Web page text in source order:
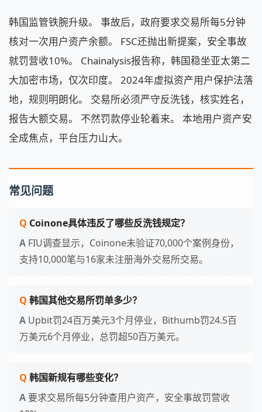
韩国监管铁腕升级。 事故后，政府要求交易所每5分钟
核对一次用户资产余额。 FSC还抛出新提案，安全事故
就罚营收10%。 Chainalysis报告称，韩国稳坐亚太第二
大加密市场，仅次印度。 2024年虚拟资产用户保护法落
地，规则明朗化。 交易所必须严守反洗钱，核实姓名，
报告大额交易。 不然罚款停业轮着来。 本地用户资产安
全成焦点，平台压力山大。
常见问题
Coinone具体违反了哪些反洗钱规定？
FIU调查显示，Coinone未验证70,000个案例身份，
支持10,000笔与16家未注册海外交易所交易。
韩国其他交易所罚单多少？
Upbit罚24百万美元3个月停业，Bithumb罚24.5百
万美元6个月停业，总罚超50百万美元。
韩国新规有哪些变化？
要求交易所每5分钟查用户资产，安全事故罚营收